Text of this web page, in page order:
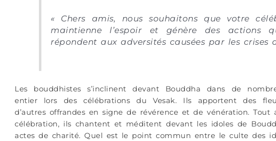
« Chers amis, nous souhaitons que votre
maintienne l’espoir et génère des actions
répondent aux adversités causées par les crises
Les bouddhistes s’inclinent devant Bouddha dans de
entier lors des célébrations du Vesak. Ils apportent des
d’autres offrandes en signe de révérence et de vénération.
célébration, ils chantent et méditent devant les idoles de
actes de charité. Quel est le point commun entre le culte des